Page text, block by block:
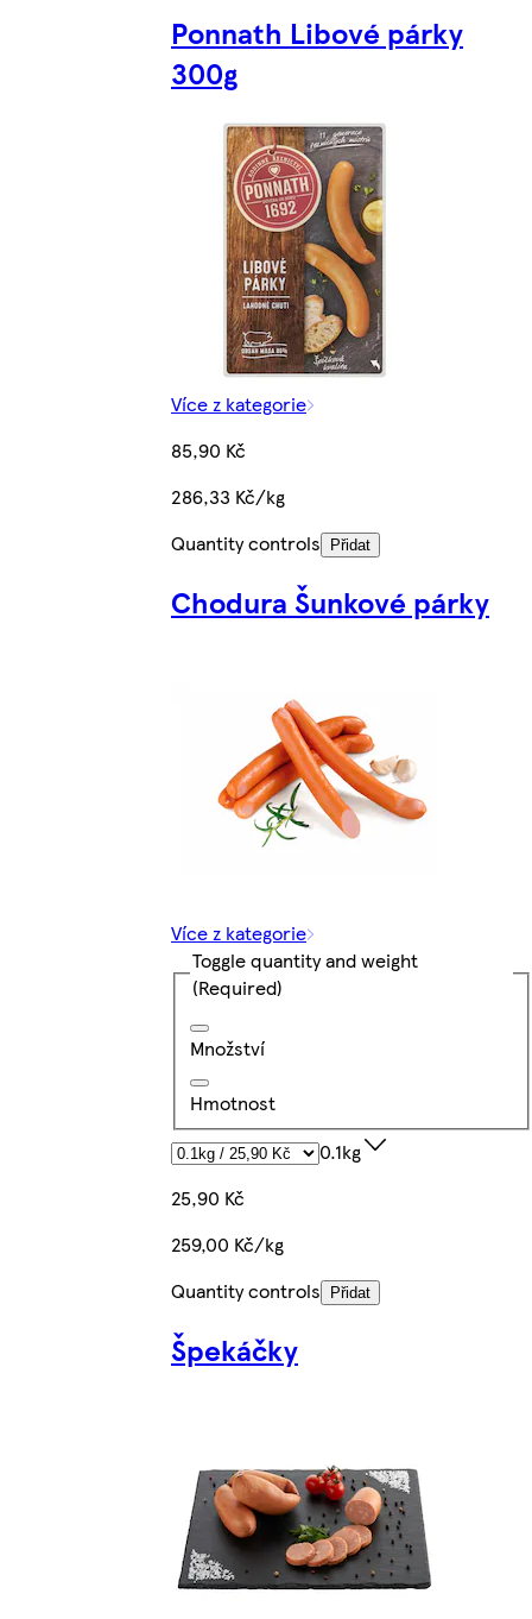
Ponnath Libové párky
300g
Více z kategorie
85,90 Kč
286,33 Kč/kg
Quantity controls
Přidat
Chodura Šunkové párky
Více z kategorie
Toggle quantity and weight
(Required)
Množství
Hmotnost
0.1kg
25,90 Kč
259,00 Kč/kg
Quantity controls
Přidat
Špekáčky